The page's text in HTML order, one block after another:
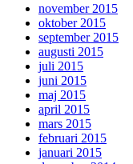
november 2015
oktober 2015
september 2015
augusti 2015
juli 2015
juni 2015
maj 2015
april 2015
mars 2015
februari 2015
januari 2015